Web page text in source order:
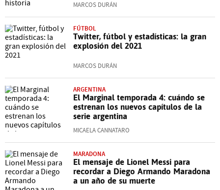
MARCOS DURÁN
FÚTBOL
Twitter, fútbol y estadísticas: la gran
explosión del 2021
MARCOS DURÁN
ARGENTINA
El Marginal temporada 4: cuándo se
estrenan los nuevos capítulos de la
serie argentina
MICAELA CANNATARO
MARADONA
El mensaje de Lionel Messi para
recordar a Diego Armando Maradona
a un año de su muerte